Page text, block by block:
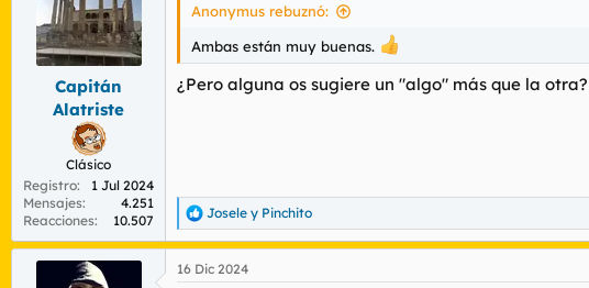
e
s
Capitán
Alatriste
Clásico
Registro
1 Jul 2024
Mensajes
4.251
Reacciones
10.507
Anonymus rebuznó:
Ambas están muy buenas.
¿Pero alguna os sugiere un "algo" más que la otra?
R
e
a
c
Josele y Pinchito
16 Dic 2024